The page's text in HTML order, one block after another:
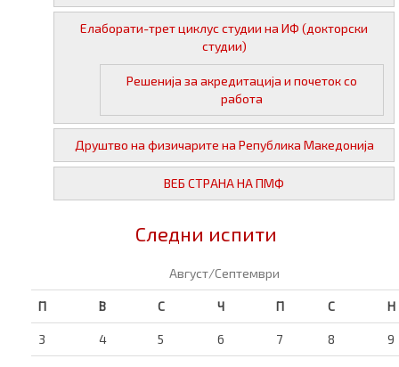
Елаборати-трет циклус студии на ИФ (докторски
студии)
Решенија за акредитација и почеток со
работа
Друштво на физичарите на Република Македонија
ВЕБ СТРАНА НА ПМФ
Следни испити
Август/Септември
П В С Ч П С Н
3 4 5 6 7 8 9